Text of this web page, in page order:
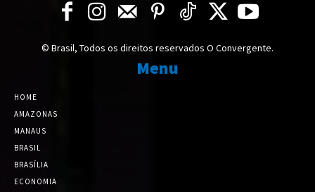
© Brasil, Todos os direitos reservados O Convergente.
Menu
HOME
AMAZONAS
MANAUS
BRASIL
BRASÍLIA
ECONOMIA